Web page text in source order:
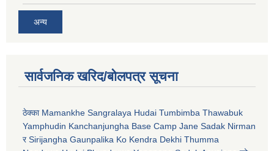
अन्य
सार्वजनिक खरिद/बोलपत्र सूचना
ठेक्का Mamankhe Sangralaya Hudai Tumbimba Thawabuk
Yamphudin Kanchanjungha Base Camp Jane Sadak Nirman
र Sirijangha Gaunpalika Ko Kendra Dekhi Thumma